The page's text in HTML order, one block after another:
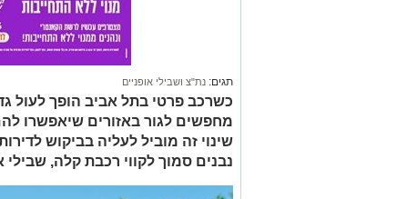
תגים: נת"צ ושבילי אופניים
כשרכב פרטי בתל אביב הופך לעול
מחפשים לגור באזורים שיאפשרו
שינוי זה מוביל לעליה בביקוש
נבנים סמוך לקווי רכבת קלה, שבילי